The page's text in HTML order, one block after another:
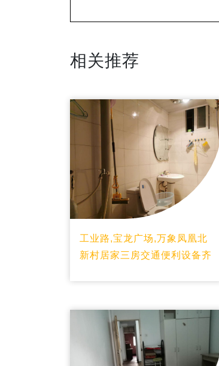
相关推荐
工业路,宝龙广场,万象凤凰北
新村居家三房交通便利设备齐